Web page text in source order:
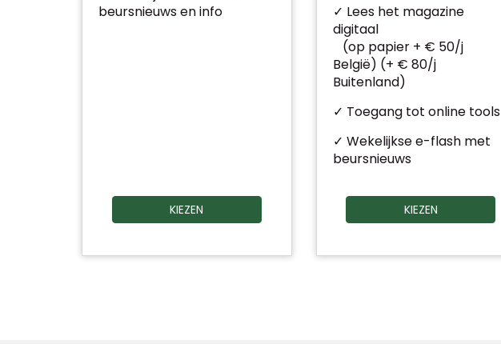
beursnieuws en info
KIEZEN
✓ Lees het magazine
digitaal
(op papier + € 50/j
België) (+ € 80/j
Buitenland)
✓ Toegang tot online tools
✓ Wekelijkse e-flash met
beursnieuws
KIEZEN